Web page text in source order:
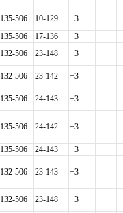
135-506 10-129
+3
135-506 17-136
+3
132-506 23-148 +3
132-506 23-142 +3
135-506 24-143 +3
135-506 24-142 +3
135-506 24-143 +3
132-506 23-143 +3
132-506 23-148 +3